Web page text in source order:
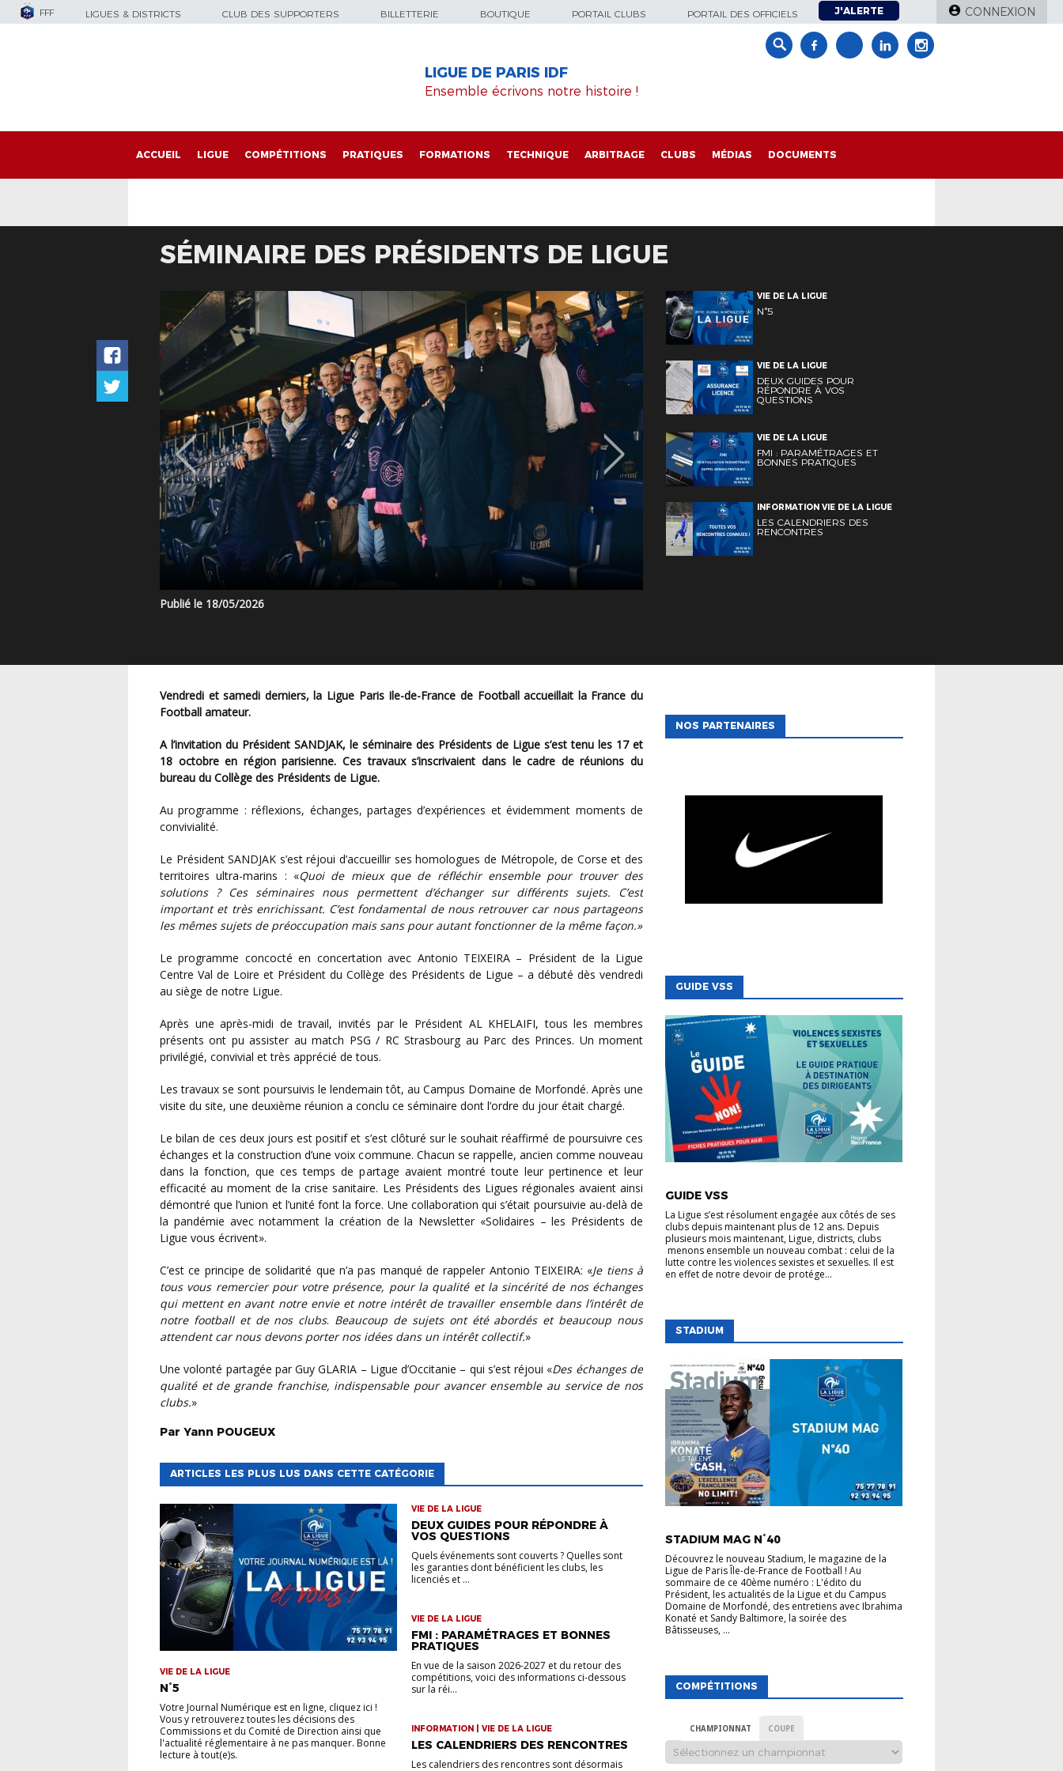
FFF LIGUES & DISTRICTS CLUB DES SUPPORTERS BILLETTERIE BOUTIQUE PORTAIL CLUBS PORTAIL DES OFFICIELS J'ALERTE CONNEXION
LIGUE DE PARIS IDF
Ensemble écrivons notre histoire !
ACCUEIL LIGUE COMPÉTITIONS PRATIQUES FORMATIONS TECHNIQUE ARBITRAGE CLUBS MÉDIAS DOCUMENTS
SÉMINAIRE DES PRÉSIDENTS DE LIGUE
Publié le 18/05/2026
VIE DE LA LIGUE
N°5
VIE DE LA LIGUE
DEUX GUIDES POUR
RÉPONDRE À VOS
QUESTIONS
VIE DE LA LIGUE
FMI : PARAMÉTRAGES ET
BONNES PRATIQUES
INFORMATION VIE DE LA LIGUE
LES CALENDRIERS DES
RENCONTRES
Vendredi et samedi derniers, la Ligue Paris Ile-de-France de Football accueillait la France du
Football amateur.
A l’invitation du Président SANDJAK, le séminaire des Présidents de Ligue s’est tenu les 17 et
18 octobre en région parisienne. Ces travaux s’inscrivaient dans le cadre de réunions du
bureau du Collège des Présidents de Ligue.
Au programme : réflexions, échanges, partages d’expériences et évidemment moments de
convivialité.
Le Président SANDJAK s’est réjoui d’accueillir ses homologues de Métropole, de Corse et des
territoires ultra-marins : «Quoi de mieux que de réfléchir ensemble pour trouver des
solutions ? Ces séminaires nous permettent d’échanger sur différents sujets. C’est
important et très enrichissant. C’est fondamental de nous retrouver car nous partageons
les mêmes sujets de préoccupation mais sans pour autant fonctionner de la même façon.»
Le programme concocté en concertation avec Antonio TEIXEIRA – Président de la Ligue
Centre Val de Loire et Président du Collège des Présidents de Ligue – a débuté dès vendredi
au siège de notre Ligue.
Après une après-midi de travail, invités par le Président AL KHELAIFI, tous les membres
présents ont pu assister au match PSG / RC Strasbourg au Parc des Princes. Un moment
privilégié, convivial et très apprécié de tous.
Les travaux se sont poursuivis le lendemain tôt, au Campus Domaine de Morfondé. Après une
visite du site, une deuxième réunion a conclu ce séminaire dont l’ordre du jour était chargé.
Le bilan de ces deux jours est positif et s’est clôturé sur le souhait réaffirmé de poursuivre ces
échanges et la construction d’une voix commune. Chacun se rappelle, ancien comme nouveau
dans la fonction, que ces temps de partage avaient montré toute leur pertinence et leur
efficacité au moment de la crise sanitaire. Les Présidents des Ligues régionales avaient ainsi
démontré que l’union et l’unité font la force. Une collaboration qui s’était poursuivie au-delà de
la pandémie avec notamment la création de la Newsletter «Solidaires – les Présidents de
Ligue vous écrivent».
C’est ce principe de solidarité que n’a pas manqué de rappeler Antonio TEIXEIRA: «Je tiens à
tous vous remercier pour votre présence, pour la qualité et la sincérité de nos échanges
qui mettent en avant notre envie et notre intérêt de travailler ensemble dans l’intérêt de
notre football et de nos clubs. Beaucoup de sujets ont été abordés et beaucoup nous
attendent car nous devons porter nos idées dans un intérêt collectif.»
Une volonté partagée par Guy GLARIA – Ligue d’Occitanie – qui s’est réjoui «Des échanges de
qualité et de grande franchise, indispensable pour avancer ensemble au service de nos
clubs.»
Par Yann POUGEUX
ARTICLES LES PLUS LUS DANS CETTE CATÉGORIE
VIE DE LA LIGUE
N°5
Votre Journal Numérique est en ligne, cliquez ici !
Vous y retrouverez toutes les décisions des
Commissions et du Comité de Direction ainsi que
l'actualité réglementaire à ne pas manquer. Bonne
lecture à tout(e)s.
VIE DE LA LIGUE
DEUX GUIDES POUR RÉPONDRE À
VOS QUESTIONS
Quels événements sont couverts ? Quelles sont
les garanties dont bénéficient les clubs, les
licenciés et ...
VIE DE LA LIGUE
FMI : PARAMÉTRAGES ET BONNES
PRATIQUES
En vue de la saison 2026-2027 et du retour des
compétitions, voici des informations ci-dessous
sur la réi...
INFORMATION | VIE DE LA LIGUE
LES CALENDRIERS DES RENCONTRES
Les calendriers des rencontres sont désormais
NOS PARTENAIRES
GUIDE VSS
GUIDE VSS
La Ligue s’est résolument engagée aux côtés de ses
clubs depuis maintenant plus de 12 ans. Depuis
plusieurs mois maintenant, Ligue, districts, clubs
menons ensemble un nouveau combat : celui de la
lutte contre les violences sexistes et sexuelles. Il est
en effet de notre devoir de protége...
STADIUM
STADIUM MAG N°40
Découvrez le nouveau Stadium, le magazine de la
Ligue de Paris Île-de-France de Football ! Au
sommaire de ce 40ème numéro : L'édito du
Président, les actualités de la Ligue et du Campus
Domaine de Morfondé, des entretiens avec Ibrahima
Konaté et Sandy Baltimore, la soirée des
Bâtisseuses, ...
COMPÉTITIONS
CHAMPIONNAT COUPE